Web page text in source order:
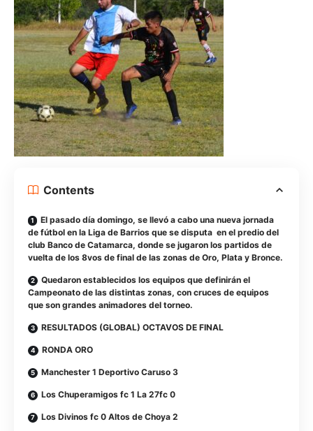
Contents
El pasado día domingo, se llevó a cabo una nueva jornada
de fútbol en la Liga de Barrios que se disputa en el predio del
club Banco de Catamarca, donde se jugaron los partidos de
vuelta de los 8vos de final de las zonas de Oro, Plata y Bronce.
Quedaron establecidos los equipos que definirán el
Campeonato de las distintas zonas, con cruces de equipos
que son grandes animadores del torneo.
RESULTADOS (GLOBAL) OCTAVOS DE FINAL
RONDA ORO
Manchester 1 Deportivo Caruso 3
Los Chuperamigos fc 1 La 27fc 0
Los Divinos fc 0 Altos de Choya 2